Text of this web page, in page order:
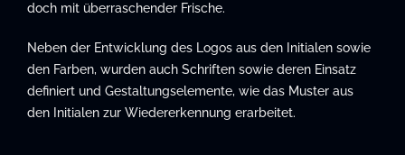
doch mit überraschender Frische.
Neben der Entwicklung des Logos aus den Initialen sowie
den Farben, wurden auch Schriften sowie deren Einsatz
definiert und Gestaltungselemente, wie das Muster aus
den Initialen zur Wiedererkennung erarbeitet.